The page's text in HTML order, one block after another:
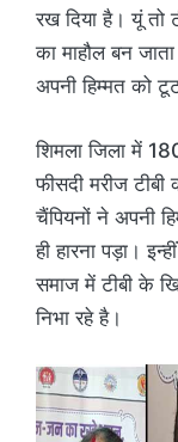
रख दिया है। यूं तो
का माहौल बन
अपनी हिम्मत को
शिमला जिला में
फीसदी मरीज टीबी
चैंपियनों ने अपनी
ही हारना पड़ा।
समाज में टीबी के
निभा रहे है।